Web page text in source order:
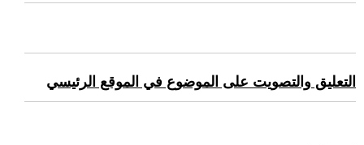
التعليق والتصويت على الموضوع في الموقع الرئيسي